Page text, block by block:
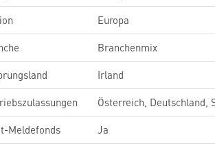
Europa
Branchenmix
Irland
Österreich, Deutschland,
Meldefonds
Ja